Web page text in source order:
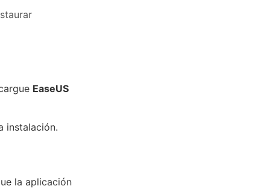
EaseUS
instalación.
la aplicación